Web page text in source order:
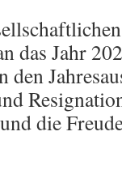
das Jahr
die